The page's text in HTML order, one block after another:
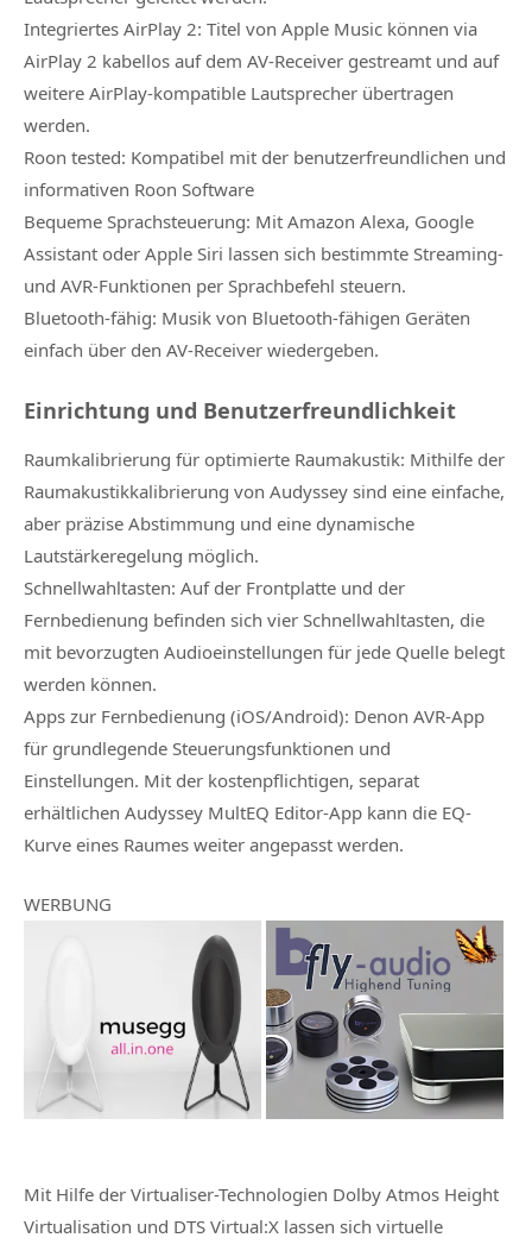
Integriertes AirPlay 2: Titel von Apple Music können via
AirPlay 2 kabellos auf dem AV-Receiver gestreamt und auf
weitere AirPlay-kompatible Lautsprecher übertragen
werden.
Roon tested: Kompatibel mit der benutzerfreundlichen und
informativen Roon Software
Bequeme Sprachsteuerung: Mit Amazon Alexa, Google
Assistant oder Apple Siri lassen sich bestimmte Streaming-
und AVR-Funktionen per Sprachbefehl steuern.
Bluetooth-fähig: Musik von Bluetooth-fähigen Geräten
einfach über den AV-Receiver wiedergeben.
Einrichtung und Benutzerfreundlichkeit
Raumkalibrierung für optimierte Raumakustik: Mithilfe der
Raumakustikkalibrierung von Audyssey sind eine einfache,
aber präzise Abstimmung und eine dynamische
Lautstärkeregelung möglich.
Schnellwahltasten: Auf der Frontplatte und der
Fernbedienung befinden sich vier Schnellwahltasten, die
mit bevorzugten Audioeinstellungen für jede Quelle belegt
werden können.
Apps zur Fernbedienung (iOS/Android): Denon AVR-App
für grundlegende Steuerungsfunktionen und
Einstellungen. Mit der kostenpflichtigen, separat
erhältlichen Audyssey MultEQ Editor-App kann die EQ-
Kurve eines Raumes weiter angepasst werden.
WERBUNG
Mit Hilfe der Virtualiser-Technologien Dolby Atmos Height
Virtualisation und DTS Virtual:X lassen sich virtuelle